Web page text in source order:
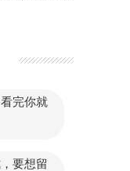
完你就
要想留